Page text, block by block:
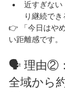
近すぎな
り継続でき
👉 「今日はや
い距離感です。
🗣 理由②
全域から